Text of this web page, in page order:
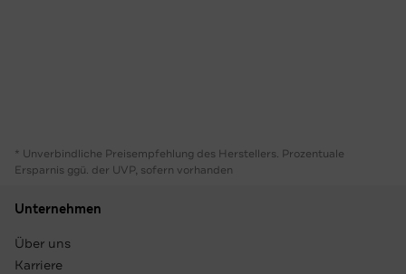
* Unverbindliche Preisempfehlung des Herstellers. Prozentuale
Ersparnis ggü. der UVP, sofern vorhanden
Unternehmen
Über uns
Karriere